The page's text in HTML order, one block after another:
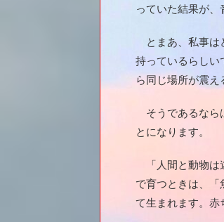
っていた結果が
とまあ、私事は
持っているらしい
ら同じ場所が震え
そうであるなら
とになります。
「人間と動物は
で育つときは、
て生まれます。赤